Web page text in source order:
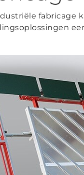
fabricage